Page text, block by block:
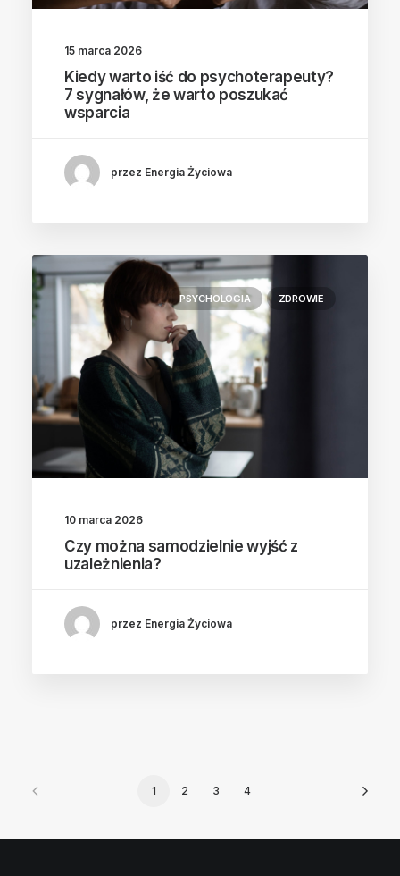
15 marca 2026
Kiedy warto iść do psychoterapeuty?
7 sygnałów, że warto poszukać
wsparcia
przez Energia Życiowa
PSYCHOLOGIA ZDROWIE
10 marca 2026
Czy można samodzielnie wyjść z
uzależnienia?
przez Energia Życiowa
1 2 3 4